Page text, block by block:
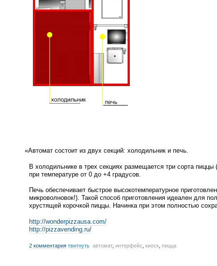
«Автомат состоит из двух секций: холодильник и печь.
В холодильнике в трех секциях размещается три сорта пиццы (
при температуре от 0 до +4 градусов.
Печь обеспечивает быстрое высокотемпературное
микроволновок!). Такой способ приготовления идеален для
хрустящей корочкой пиццы. Начинка при этом полностью
http://wonderpizzausa.com/
http://pizzavending.ru/
2 комментария твитнуть автомат, интерфейс киоск пицца